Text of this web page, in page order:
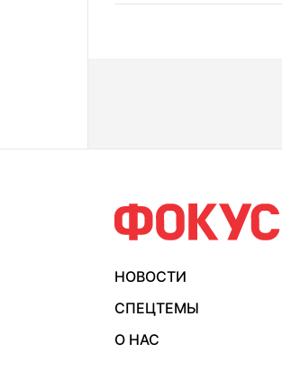
НОВОСТИ
СПЕЦТЕМЫ
О НАС